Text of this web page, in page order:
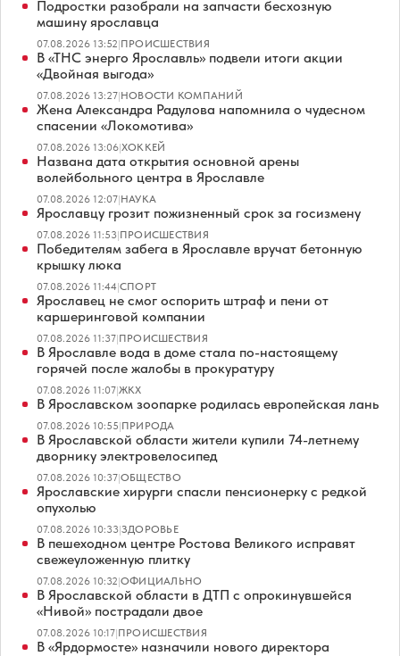
Подростки разобрали на запчасти бесхозную
машину ярославца
07.08.2026 13:52|ПРОИСШЕСТВИЯ
В «ТНС энерго Ярославль» подвели итоги акции
«Двойная выгода»
07.08.2026 13:27|НОВОСТИ КОМПАНИЙ
Жена Александра Радулова напомнила о чудесном
спасении «Локомотива»
07.08.2026 13:06|ХОККЕЙ
Названа дата открытия основной арены
волейбольного центра в Ярославле
07.08.2026 12:07|НАУКА
Ярославцу грозит пожизненный срок за госизмену
07.08.2026 11:53|ПРОИСШЕСТВИЯ
Победителям забега в Ярославле вручат бетонную
крышку люка
07.08.2026 11:44|СПОРТ
Ярославец не смог оспорить штраф и пени от
каршеринговой компании
07.08.2026 11:37|ПРОИСШЕСТВИЯ
В Ярославле вода в доме стала по-настоящему
горячей после жалобы в прокуратуру
07.08.2026 11:07|ЖКХ
В Ярославском зоопарке родилась европейская лань
07.08.2026 10:55|ПРИРОДА
В Ярославской области жители купили 74-летнему
дворнику электровелосипед
07.08.2026 10:37|ОБЩЕСТВО
Ярославские хирурги спасли пенсионерку с редкой
опухолью
07.08.2026 10:33|ЗДОРОВЬЕ
В пешеходном центре Ростова Великого исправят
свежеуложенную плитку
07.08.2026 10:32|ОФИЦИАЛЬНО
В Ярославской области в ДТП с опрокинувшейся
«Нивой» пострадали двое
07.08.2026 10:17|ПРОИСШЕСТВИЯ
В «Ярдормосте» назначили нового директора